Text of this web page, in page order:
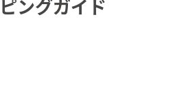
ングガイド